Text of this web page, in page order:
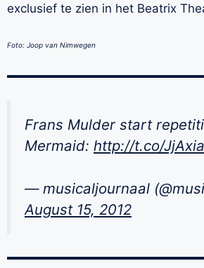
exclusief te zien in het Beatrix
Foto: Joop van Nimwegen
Frans Mulder start
Mermaid: http://t.co/
— musicaljournaal
August 15, 2012